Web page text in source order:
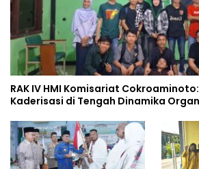
RAK IV HMI Komisariat
Kaderisasi di Tengah Dinamika